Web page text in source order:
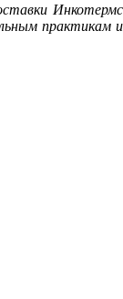
Инкотермс
практикам и